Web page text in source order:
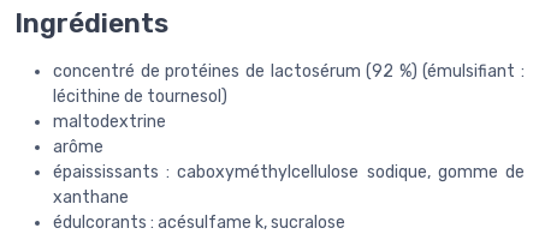
Ingrédients
concentré de protéines de lactosérum (92 %) (émulsifiant :
lécithine de tournesol)
maltodextrine
arôme
épaississants : caboxyméthylcellulose sodique, gomme de
xanthane
édulcorants : acésulfame k, sucralose